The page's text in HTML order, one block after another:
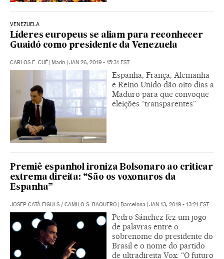
VENEZUELA
Líderes europeus se aliam para reconhecer
Guaidó como presidente da Venezuela
CARLOS E. CUÉ | Madri | JAN 26, 2019 - 15:31EST
Espanha, França, Alemanha
e Reino Unido dão oito dias a
Maduro para que convoque
eleições “transparentes”
Premiê espanhol ironiza Bolsonaro ao criticar
extrema direita: “São os voxonaros da
Espanha”
JOSEP CATÀ FIGULS / CAMILO S. BAQUERO | Barcelona | JAN 13, 2019 - 13:21EST
Pedro Sánchez fez um jogo
de palavras entre o
sobrenome do presidente do
Brasil e o nome do partido
de ultradireita Vox: “O futuro